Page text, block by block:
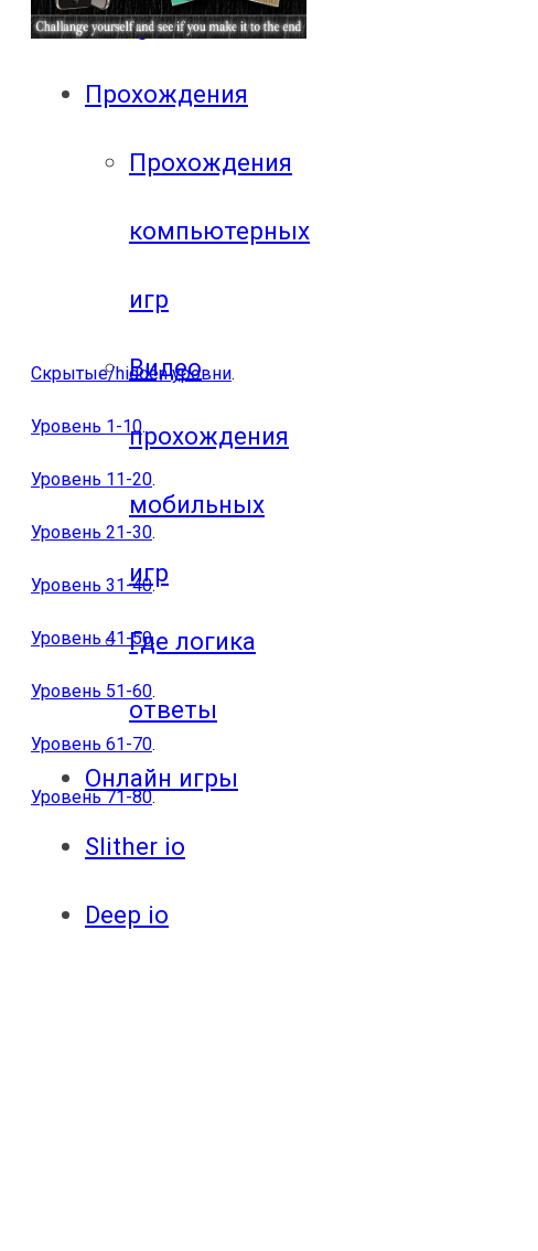
Mobgame
Прохождения
Прохождения
компьютерных
игр
Видео
прохождения
мобильных
игр
Где логика
ответы
Онлайн игры
Slither io
Deep io
Скрытые/hidden уровни.
Уровень 1-10.
Уровень 11-20.
Уровень 21-30.
Уровень 31-40.
Уровень 41-50.
Уровень 51-60.
Уровень 61-70.
Уровень 71-80.